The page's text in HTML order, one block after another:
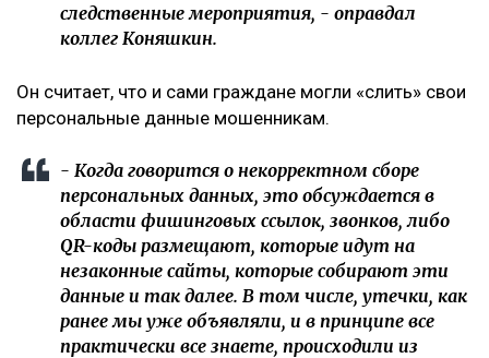
следственные мероприятия, - оправдал
коллег Коняшкин.
Он считает, что и сами граждане могли «слить» свои
персональные данные мошенникам.
- Когда говорится о некорректном сборе
персональных данных, это обсуждается в
области фишинговых ссылок, звонков, либо
QR-коды размещают, которые идут на
незаконные сайты, которые собирают эти
данные и так далее. В том числе, утечки, как
ранее мы уже объявляли, и в принципе все
практически все знаете, происходили из